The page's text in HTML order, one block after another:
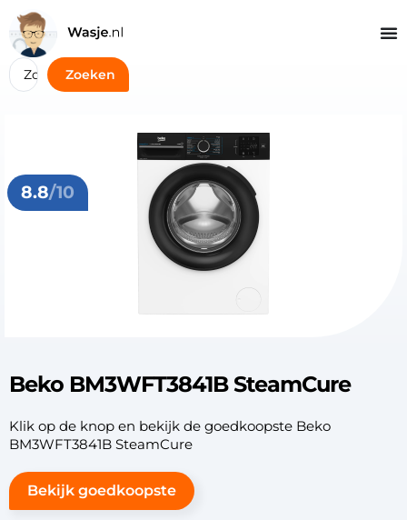
Zoeken
8.8/10
Beko BM3WFT3841B SteamCure
Klik op de knop en bekijk de goedkoopste Beko
BM3WFT3841B SteamCure
Bekijk goedkoopste